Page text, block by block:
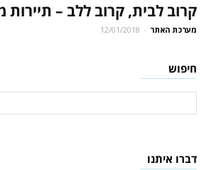
קרוב לבית, קרוב ללב –
מערכת האתר -
12/01/2018
חיפוש
דברו איתנו